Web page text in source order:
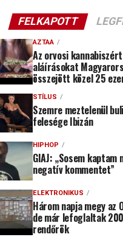
FELKAPOTT
AZTAA
Az orvosi
aláírásokat
összejött közel 25
STÍLUS
Szemre meztelenül
felesége Ibizán
HIPHOP
GIAJ: „Sosem kaptam
negatív kommentet”
ELEKTRONIKUS
Három napja megy az
de már lefoglaltak
rendőrök